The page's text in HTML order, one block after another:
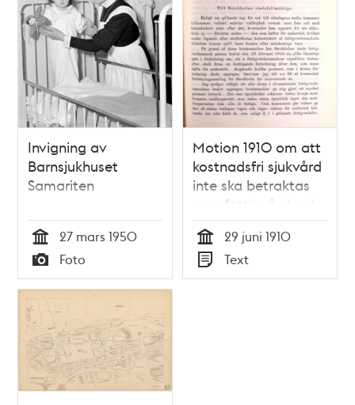
Invigning av
Barnsjukhuset
Samariten
Tid
27 mars 1950
Typ
Foto
Motion 1910 om att
kostnadsfri sjukvård
inte ska betraktas
som fattigvård och
därmed
diskvalificera
mottagaren från
rösträtt
Tid
29 juni 1910
Typ
Text